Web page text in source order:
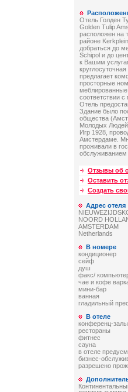
Отель Голден
Golden Tulip
расположен на
районе
добраться до
Schipol и до
к Вашим
предлагает
просторные
соответствии
Отель
Здание было
общества
Молодых
Игр 1928,
Амстердаме.
проживали в
обслуживанием
Отзывы об
Оставить
Создать
Адрес отеля
NOORD
AMSTERDAM
Netherlands
В номере
кондиционер
сейф
душ
факс/
чае и кофе
мини-бар
ванная
гладильный
В отеле
конференц-
рестораны
фитнес
сауна
в отеле
бизнес-
разрешено